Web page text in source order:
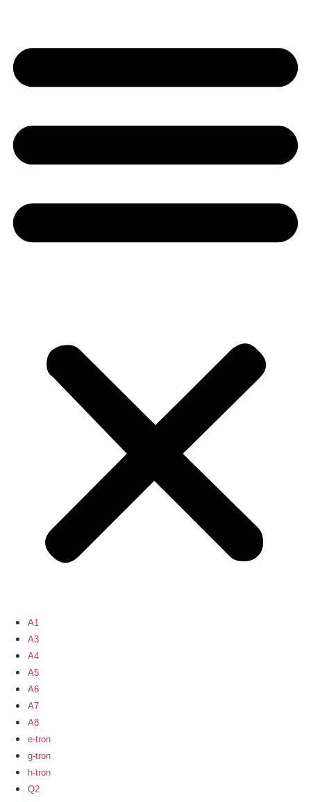
A1
A3
A4
A5
A6
A7
A8
e-tron
g-tron
h-tron
Q2